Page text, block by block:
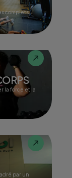
complets.
la force et la
par un